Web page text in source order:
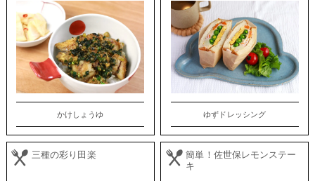
かけしょうゆ ゆずドレッシング
三種の彩り田楽
簡単！佐世保レモンステー
キ